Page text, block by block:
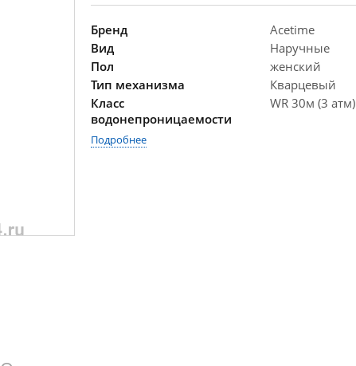
Бренд
Acetime
Вид
Наручные
Пол
женский
Тип механизма
Кварцевый
Класс
водонепроницаемости
WR 30м (3 атм)
Подробнее